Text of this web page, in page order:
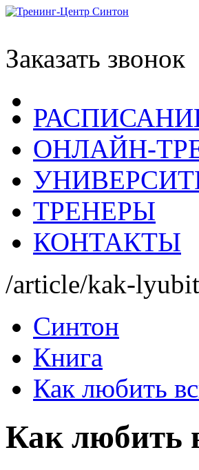
Заказать звонок
ОНЛАЙН-
ТРЕНЕРЫ
КОНТАКТЫ
/article/kak-
Синтон
Книга
Как любить
Как любить